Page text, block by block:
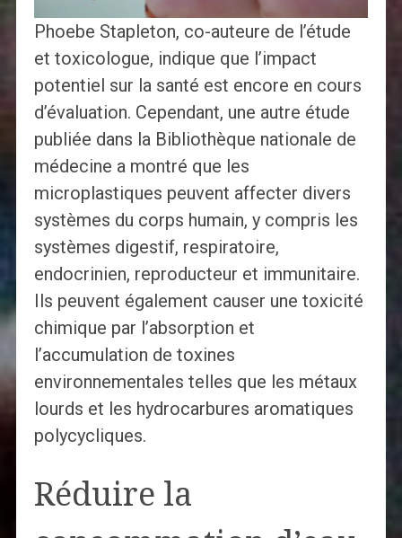
Phoebe Stapleton, co-auteure de l’étude
et toxicologue, indique que l’impact
potentiel sur la santé est encore en cours
d’évaluation. Cependant, une autre étude
publiée dans la Bibliothèque nationale de
médecine a montré que les
microplastiques peuvent affecter divers
systèmes du corps humain, y compris les
systèmes digestif, respiratoire,
endocrinien, reproducteur et immunitaire.
Ils peuvent également causer une toxicité
chimique par l’absorption et
l’accumulation de toxines
environnementales telles que les métaux
lourds et les hydrocarbures aromatiques
polycycliques.
Réduire la